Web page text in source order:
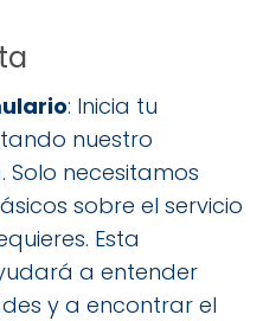
: Inicia tu
nuestro
Solo necesitamos
sobre el servicio
Esta
a entender
y a encontrar el